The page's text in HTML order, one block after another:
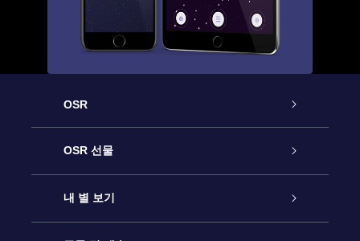
OSR
고객 서비스
연락처
OSR 선물
온라인 별 선물
내 별 보기